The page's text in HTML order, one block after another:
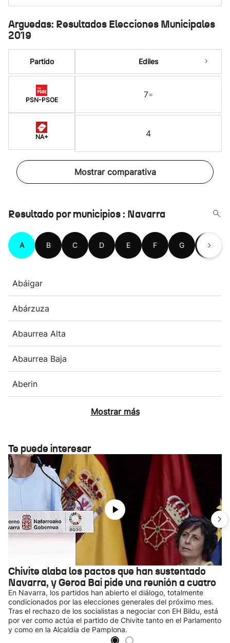
Arguedas: Resultados Elecciones Municipales
2019
Partido
PSN-PSOE
NA+
Ediles
7=
4
Mostrar comparativa
Resultado por municipios : Navarra
A B C D E F G H
Abáigar
Abárzuza
Abaurrea Alta
Abaurrea Baja
Aberin
Mostrar más
Te puede interesar
Chivite alaba los pactos que han sustentado
Navarra, y Geroa Bai pide una reunión a cuatro
En Navarra, los partidos han abierto el diálogo, totalmente
condicionados por las elecciones generales del próximo mes.
Tras el rechazo de los socialistas a negociar con EH Bildu, está
por ver como actúa el partido de Chivite tanto en el Parlamento
y como en la Alcaldía de Pamplona.